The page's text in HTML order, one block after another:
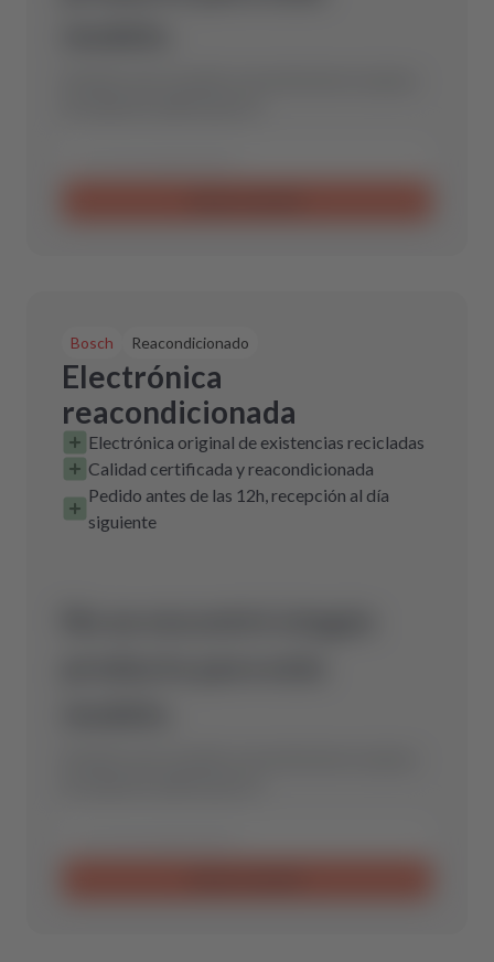
Bosch Reacondicionado
Electrónica
reacondicionada
Electrónica original de existencias recicladas
Calidad certificada y reacondicionada
Pedido antes de las 12h, recepción al día
siguiente